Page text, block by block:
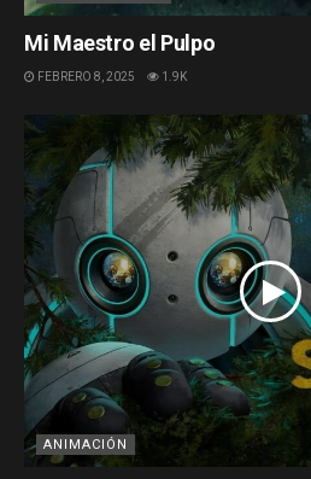
Mi Maestro el Pulpo
FEBRERO 8, 2025 1.9K
ANIMACIÓN